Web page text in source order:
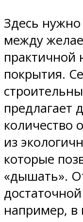
Здесь
между
практичной
покрытия.
предлагает
количество
из
которые
«дышать».
например,